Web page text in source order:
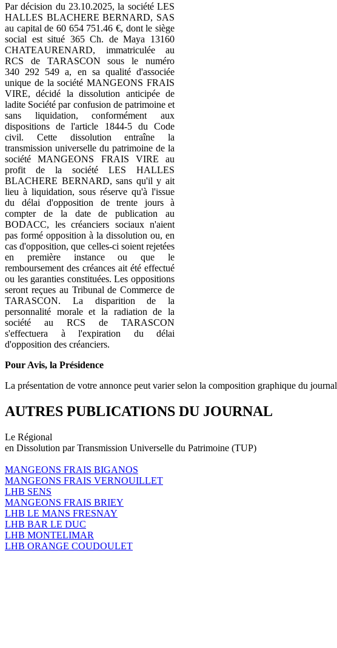
Par décision du 23.10.2025, la société LES
HALLES BLACHERE BERNARD, SAS
au capital de 60 654 751.46 €, dont le siège
social est situé 365 Ch. de Maya 13160
CHATEAURENARD, immatriculée au
RCS de TARASCON sous le numéro
340 292 549 a, en sa qualité d'associée
unique de la société MANGEONS FRAIS
VIRE, décidé la dissolution anticipée de
ladite Société par confusion de patrimoine et
sans liquidation, conformément aux
dispositions de l'article 1844-5 du Code
civil. Cette dissolution entraîne la
transmission universelle du patrimoine de la
société MANGEONS FRAIS VIRE au
profit de la société LES HALLES
BLACHERE BERNARD, sans qu'il y ait
lieu à liquidation, sous réserve qu'à l'issue
du délai d'opposition de trente jours à
compter de la date de publication au
BODACC, les créanciers sociaux n'aient
pas formé opposition à la dissolution ou, en
cas d'opposition, que celles-ci soient rejetées
en première instance ou que le
remboursement des créances ait été effectué
ou les garanties constituées. Les oppositions
seront reçues au Tribunal de Commerce de
TARASCON. La disparition de la
personnalité morale et la radiation de la
société au RCS de TARASCON
s'effectuera à l'expiration du délai
d'opposition des créanciers.
Pour Avis, la Présidence
La présentation de votre annonce peut varier selon la composition graphique du journal
AUTRES PUBLICATIONS DU JOURNAL
Le Régional
en Dissolution par Transmission Universelle du Patrimoine (TUP)
MANGEONS FRAIS BIGANOS
MANGEONS FRAIS VERNOUILLET
LHB SENS
MANGEONS FRAIS BRIEY
LHB LE MANS FRESNAY
LHB BAR LE DUC
LHB MONTELIMAR
LHB ORANGE COUDOULET